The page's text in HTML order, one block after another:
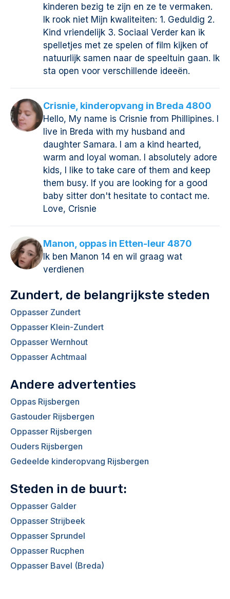
kinderen bezig te zijn en ze te vermaken.
Ik rook niet Mijn kwaliteiten: 1. Geduldig 2.
Kind vriendelijk 3. Sociaal Verder kan ik
spelletjes met ze spelen of film kijken of
natuurlijk samen naar de speeltuin gaan. Ik
sta open voor verschillende ideeën.
Crisnie, kinderopvang in Breda 4800
Hello, My name is Crisnie from Phillipines. I
live in Breda with my husband and
daughter Samara. I am a kind hearted,
warm and loyal woman. I absolutely adore
kids, I like to take care of them and keep
them busy. If you are looking for a good
baby sitter don't hesitate to contact me.
Love, Crisnie
Manon, oppas in Etten-leur 4870
Ik ben Manon 14 en wil graag wat
verdienen
Zundert, de belangrijkste steden
Oppasser Zundert
Oppasser Klein-Zundert
Oppasser Wernhout
Oppasser Achtmaal
Andere advertenties
Oppas Rijsbergen
Gastouder Rijsbergen
Oppasser Rijsbergen
Ouders Rijsbergen
Gedeelde kinderopvang Rijsbergen
Steden in de buurt:
Oppasser Galder
Oppasser Strijbeek
Oppasser Sprundel
Oppasser Rucphen
Oppasser Bavel (Breda)